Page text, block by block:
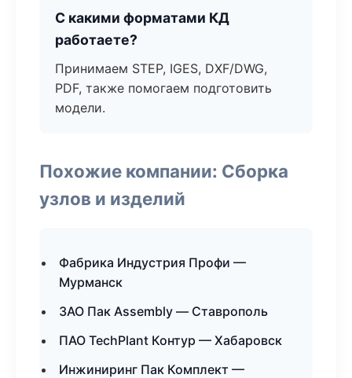
С какими форматами КД
работаете?
Принимаем STEP, IGES, DXF/DWG,
PDF, также помогаем подготовить
модели.
Похожие компании: Сборка
узлов и изделий
Фабрика Индустрия Профи —
Мурманск
ЗАО Пак Assembly — Ставрополь
ПАО TechPlant Контур — Хабаровск
Инжиниринг Пак Комплект —